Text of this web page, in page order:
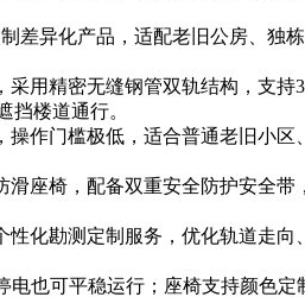
差异化产品，适配老旧公房、
用精密无缝钢管双轨结构，支持
挡楼道通行。
作门槛极低，适合普通老旧小
座椅，配备双重安全防护安全
化勘测定制服务，优化轨道走
也可平稳运行；座椅支持颜色